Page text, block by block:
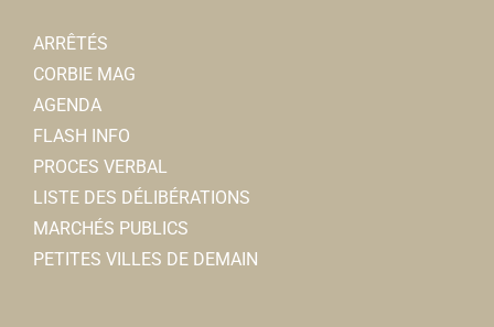
ARRÊTÉS
CORBIE MAG
AGENDA
FLASH INFO
PROCES VERBAL
LISTE DES DÉLIBÉRATIONS
MARCHÉS PUBLICS
PETITES VILLES DE DEMAIN